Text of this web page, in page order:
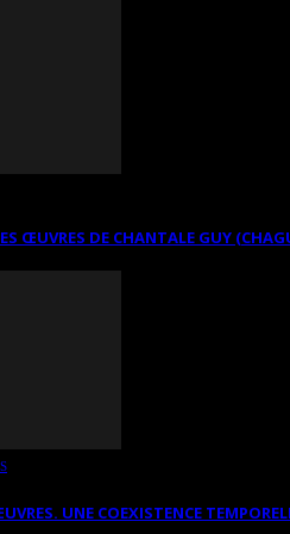
ŒUVRES DE CHANTALE GUY
UNE COEXISTENCE